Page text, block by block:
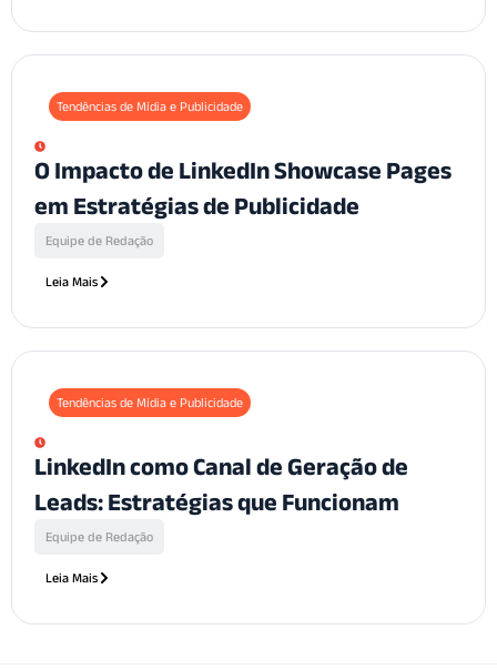
Tendências de Mídia e Publicidade
O Impacto de LinkedIn Showcase Pages
em Estratégias de Publicidade
Equipe de Redação
Leia Mais
Tendências de Mídia e Publicidade
LinkedIn como Canal de Geração de
Leads: Estratégias que Funcionam
Equipe de Redação
Leia Mais